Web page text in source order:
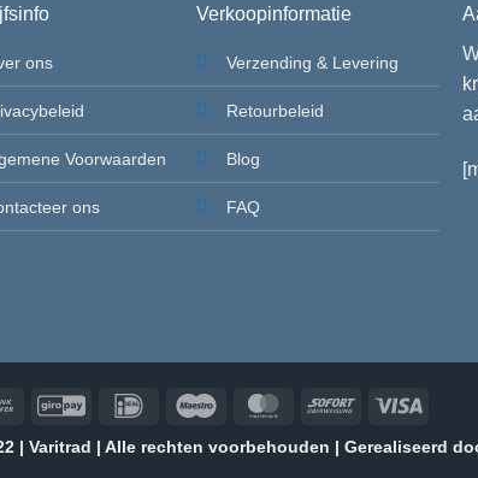
ons
Voorwaarden
ons
Verkoopinformatie
Verzending & Levering
Retourbeleid
Blog
FAQ
Bank
GiroPay IDeal Maestro MasterCardSofort
| Varitrad | Alle rechten voorbehouden | Gerealiseerd